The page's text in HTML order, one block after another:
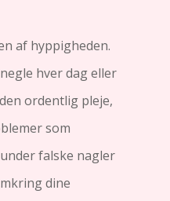
af ​​hyppigheden.
hver dag eller
ordentlig pleje,
som
falske nagler
dine